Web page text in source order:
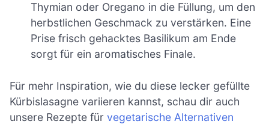
Thymian oder Oregano in die Füllung, um den
herbstlichen Geschmack zu verstärken. Eine
Prise frisch gehacktes Basilikum am Ende
sorgt für ein aromatisches Finale.
Für mehr Inspiration, wie du diese lecker gefüllte
Kürbislasagne variieren kannst, schau dir auch
unsere Rezepte für vegetarische Alternativen